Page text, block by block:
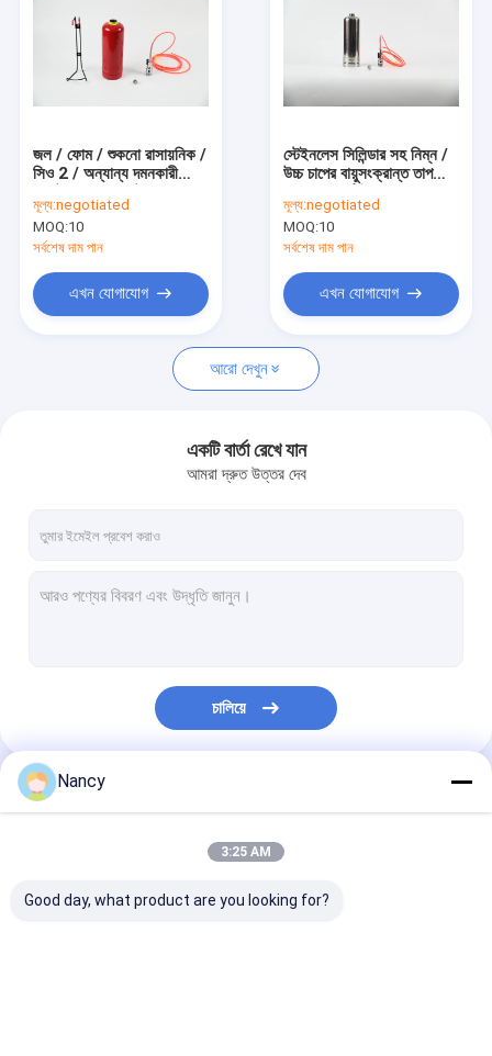
আমাদের সম্পর্কে
যোগাযোগ করুন
মামলা
শুকনো পাউডার অগ্নি নির্বাপক
ফোম ফায়ার এক্সটিংগুইশার
ফায়ার পায়ের পাতার মোজাবিশেষ ক্যাবিনেটের
অগ্নি পায়ের পাতার মোজাবিশেষ রীল
ফায়ার হাইড্রেন্ট হোস
জল / ফোম / শুকনো রাসায়নিক /
সিও 2 / অন্যান্য দমনকারী
ফায়ার ডিটেকশন টিউব
মূল্য:negotiated
MOQ:10
সর্বশেষ দাম পান
এখন যোগাযোগ
স্টেইনলেস সিলিন্ডার সহ নিম্ন /
উচ্চ চাপের বায়ুসংক্রান্ত তাপ
মূল্য:negotiated
MOQ:10
সর্বশেষ দাম পান
এখন যোগাযোগ
আরো দেখুন
একটি বার্তা রেখে যান
আমরা দ্রুত উত্তর দেব
চালিয়ে
আমাদের বিভাগসমূহ
Nancy
3:25 AM
Good day, what product are you looking for?